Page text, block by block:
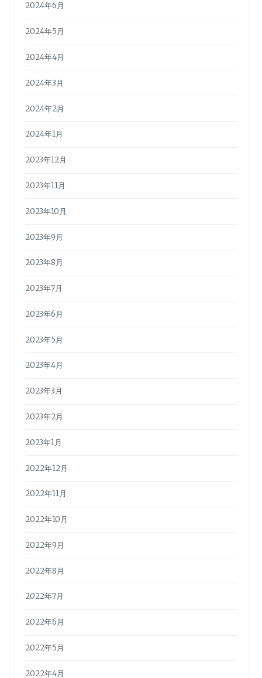
2024年6月
2024年5月
2024年4月
2024年3月
2024年2月
2024年1月
2023年12月
2023年11月
2023年10月
2023年9月
2023年8月
2023年7月
2023年6月
2023年5月
2023年4月
2023年3月
2023年2月
2023年1月
2022年12月
2022年11月
2022年10月
2022年9月
2022年8月
2022年7月
2022年6月
2022年5月
2022年4月